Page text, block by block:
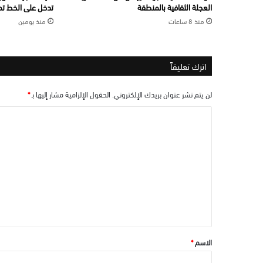
العجلة الثقافية بالمنطقة
منذ 8 ساعات
تدخل على الخط
منذ يومين
اترك تعليقاً
لن يتم نشر عنوان بريدك الإلكتروني. الحقول الإلزامية مشار إليها بـ*
*الاسم*